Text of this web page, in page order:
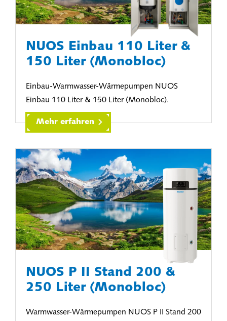
NUOS Einbau 110 Liter &
150 Liter (Monobloc)
Einbau-Warmwasser-Wärmepumpen NUOS
Einbau 110 Liter & 150 Liter (Monobloc).
Mehr erfahren
NUOS P II Stand 200 &
250 Liter (Monobloc)
Warmwasser-Wärmepumpen NUOS P II Stand 200